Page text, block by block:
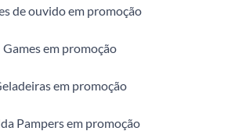
de ouvido em promoção
Games em promoção
em promoção
Pampers em promoção